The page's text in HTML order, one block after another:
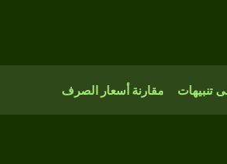
تنبيهات مقارنة أسعار الصرف